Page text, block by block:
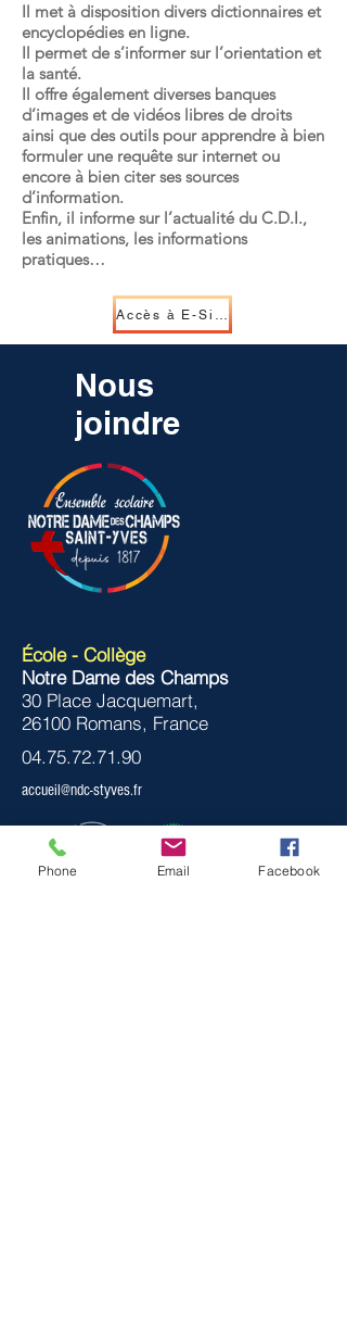
Il met à disposition divers dictionnaires et
encyclopédies en ligne.
Il permet de s’informer sur l’orientation et
la santé.
Il offre également diverses banques
d’images et de vidéos libres de droits
ainsi que des outils pour apprendre à bien
formuler une requête sur internet ou
encore à bien citer ses sources
d’information.
Enfin, il informe sur l’actualité du C.D.I.,
les animations, les informations
pratiques…
Accès à E-Sidoc
Nous
joindre
École - Collège
Notre Dame des Champs
30 Place Jacquemart,
26100 Romans, France
04.75.72.71.90
accueil@ndc-styves.fr
Phone Email Facebook